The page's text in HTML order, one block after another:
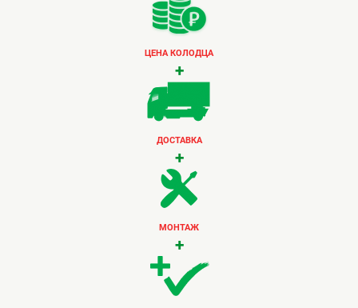
ЦЕНА КОЛОДЦА
+
ДОСТАВКА
+
МОНТАЖ
+